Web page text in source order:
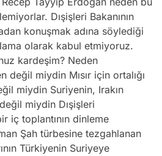
Dışişleri Bakanının
konuşmak adına söylediği
olarak kabul etmiyoruz.
kardeşim? Neden
değil miydin Mısır için ortalığı
miydin Suriyenin, Irakın
miydin Dışişleri
iç toplantının dinleme
Şah türbesine tezgahlanan
Türkiyenin Suriyeye